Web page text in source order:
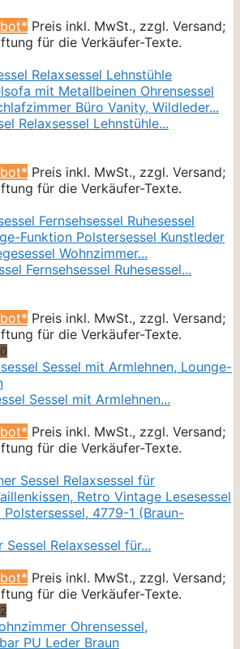
Preis inkl. MwSt., zzgl. Versand;
für die Verkäufer-Texte.
Relaxsessel Lehnstühle...
Preis inkl. MwSt., zzgl. Versand;
für die Verkäufer-Texte.
Fernsehsessel Ruhesessel...
Preis inkl. MwSt., zzgl. Versand;
für die Verkäufer-Texte.
Sessel mit Armlehnen...
Preis inkl. MwSt., zzgl. Versand;
für die Verkäufer-Texte.
Relaxsessel für...
Preis inkl. MwSt., zzgl. Versand;
für die Verkäufer-Texte.